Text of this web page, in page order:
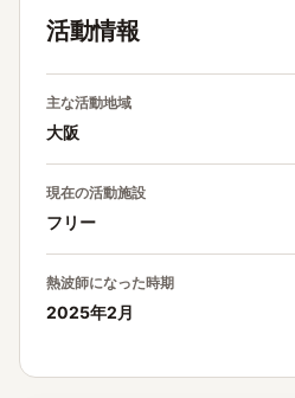
活動情報
主な活動地域
大阪
現在の活動施設
フリー
熱波師になった時期
2025年2月